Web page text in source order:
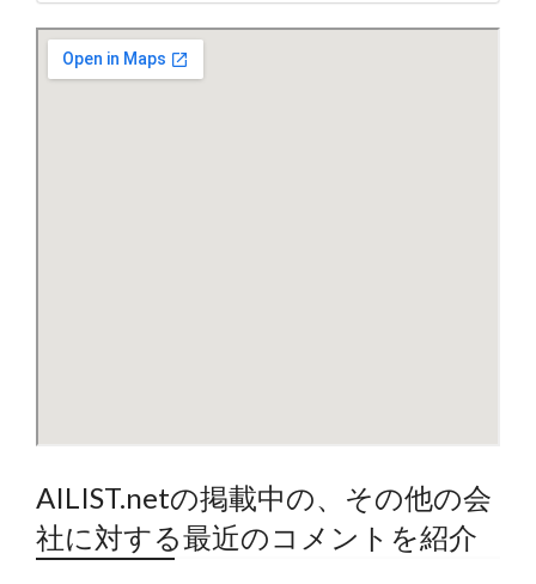
AILIST.netの掲載中の、その他の会
社に対する最近のコメントを紹介